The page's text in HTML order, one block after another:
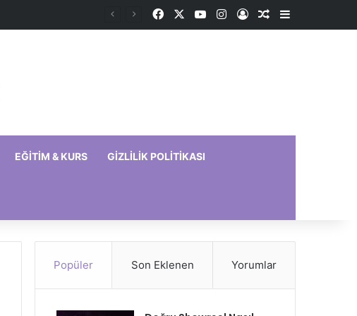
FacebookYouTubeInstagram
Kayıt OlRastgele Makale
Kenar
EĞITIM & KURS GIZLILIK POLITIKASI
Popüler Son Eklenen Yorumlar